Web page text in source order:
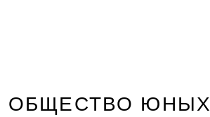
ОБЩЕСТВО ЮНЫХ